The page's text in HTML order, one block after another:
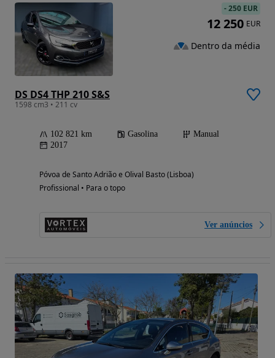
DS DS4 THP 210 S&S
1598 cm3 • 211 cv
102 821 km Gasolina
Manual
2017
Póvoa de Santo Adrião e Olival Basto (Lisboa)
Profissional • Para o topo
Ver anúncios
-250 EUR
12 250 EUR
Dentro da média